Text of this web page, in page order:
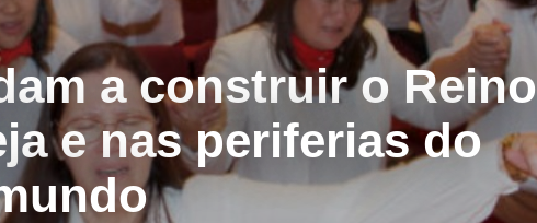
a construir o Reino
e nas periferias do